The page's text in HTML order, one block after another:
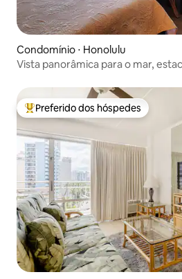
Condomínio ⋅ Honolulu
Vista panorâmica para o mar,
Entre os melhores preferidos dos
Preferido dos hóspedes